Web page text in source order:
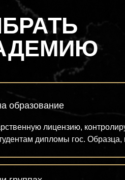
лицензию,
дипломы гос.
образование